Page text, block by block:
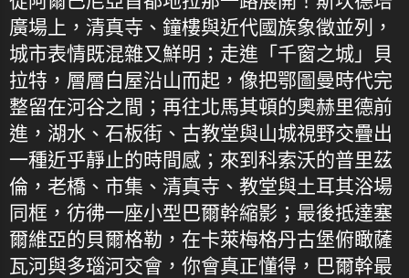
廣場上，清真寺、鐘樓與近代國族象徵並列，
城市表情既混雜又鮮明；走進「千窗之城」貝
拉特，層層白屋沿山而起，像把鄂圖曼時代完
整留在河谷之間；再往北馬其頓的奧赫里德前
進，湖水、石板街、古教堂與山城視野交疊出
一種近乎靜止的時間感；來到科索沃的普里茲
倫，老橋、市集、清真寺、教堂與土耳其浴場
同框，彷彿一座小型巴爾幹縮影；最後抵達塞
爾維亞的貝爾格勒，在卡萊梅格丹古堡俯瞰薩
瓦河與多瑙河交會，你會真正懂得，巴爾幹最